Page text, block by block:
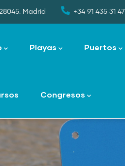
Madrid +34 91 435 31 47
Playas Puertos
Congresos